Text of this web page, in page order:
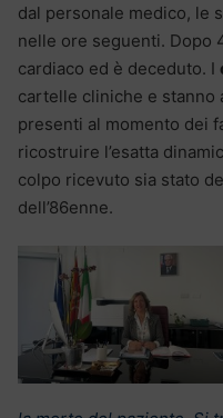
dal personale medico, le
nelle ore seguenti. Dopo
cardiaco ed è deceduto. I
cartelle cliniche e stanno
presenti al momento dei
ricostruire l’esatta
colpo ricevuto sia stato
dell’86enne.